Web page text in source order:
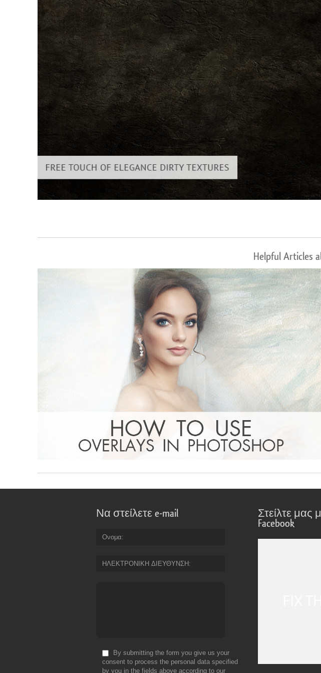
Επεξεργασία
φωτογραφιών προϊόντος
Helpful Articles
Να στείλετε e-mail
Ονομα
ΗΛΕΚΤΡΟΝΙΚΗ ΔΙΕΥΘΥΝΣΗ
By submitting the form you give us your
consent to process the personal data specified
by you in the fields above according to our
Στείλτε μας
Facebook